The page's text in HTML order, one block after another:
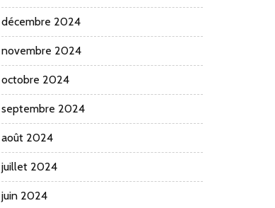
décembre 2024
novembre 2024
octobre 2024
septembre 2024
août 2024
juillet 2024
juin 2024